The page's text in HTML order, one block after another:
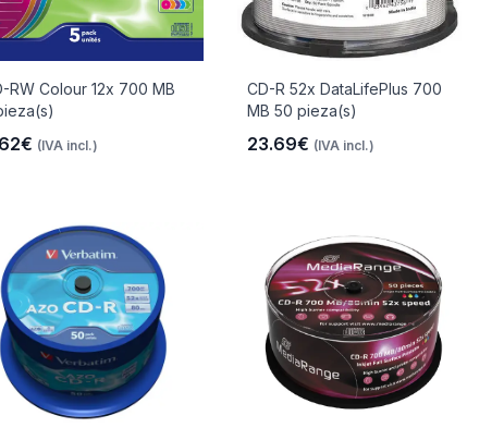
RW Colour 12x 700 MB
(IVA incl.)
CD-R 52x DataLifePlus 700
MB 50 pieza(s)
23.69€ (IVA incl.)